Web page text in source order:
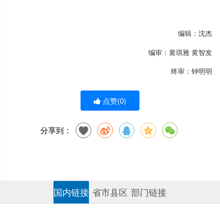
编辑：沈杰
编审：黄琪雅 黄智发
终审：钟明明
点赞(0)
分享到：
国内链接 省市县区 部门链接